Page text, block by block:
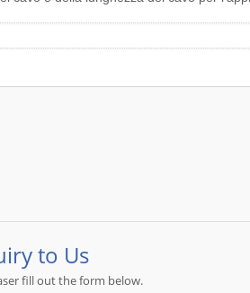
di cavi audio stereo,